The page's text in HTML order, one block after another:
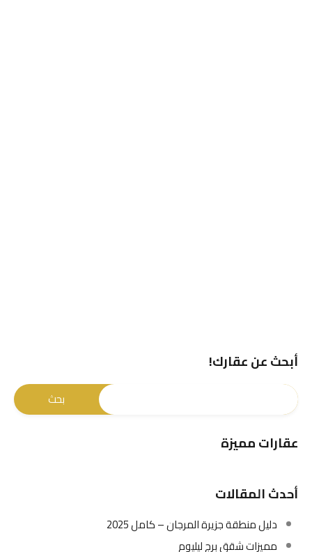
أبحث عن عقارك!
عقارات مميزة
أحدث المقالات
دليل منطقة جزيرة المرجان – كامل 2025
مميزات شقق برج ليليوم